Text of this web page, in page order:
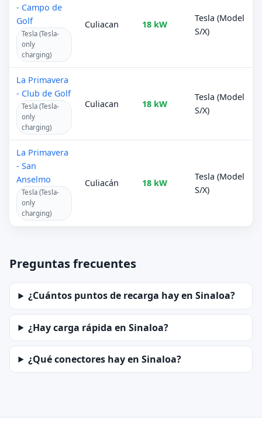
- Campo de
Golf
Tesla (Tesla-
only
charging)
Culiacan 18 kW
Tesla (Model
S/X)
La Primavera
- Club de Golf
Tesla (Tesla-
only
charging)
Culiacan 18 kW
Tesla (Model
S/X)
La Primavera
- San
Anselmo
Tesla (Tesla-
only
charging)
Culiacán 18 kW
Tesla (Model
S/X)
Preguntas frecuentes
¿Cuántos puntos de recarga hay en Sinaloa?
¿Hay carga rápida en Sinaloa?
¿Qué conectores hay en Sinaloa?